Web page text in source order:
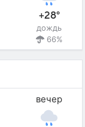
+28°
дождь
66%
вечер